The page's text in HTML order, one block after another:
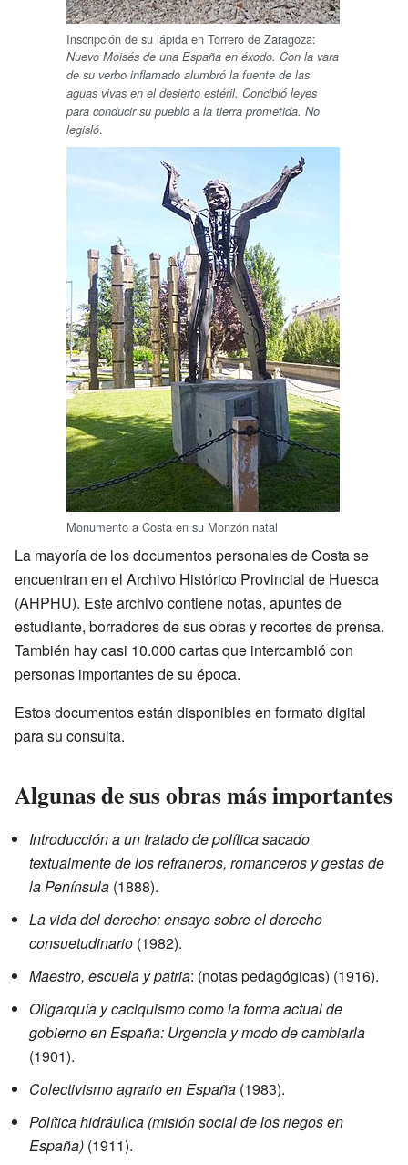
Inscripción de su lápida en Torrero de Zaragoza:
Nuevo Moisés de una España en éxodo. Con la vara
de su verbo inflamado alumbró la fuente de las
aguas vivas en el desierto estéril. Concibió leyes
para conducir su pueblo a la tierra prometida. No
legisló.
Monumento a Costa en su Monzón natal
La mayoría de los documentos personales de Costa se
encuentran en el Archivo Histórico Provincial de Huesca
(AHPHU). Este archivo contiene notas, apuntes de
estudiante, borradores de sus obras y recortes de prensa.
También hay casi 10.000 cartas que intercambió con
personas importantes de su época.
Estos documentos están disponibles en formato digital
para su consulta.
Algunas de sus obras más importantes
Introducción a un tratado de política sacado
textualmente de los refraneros, romanceros y gestas de
la Península (1888).
La vida del derecho: ensayo sobre el derecho
consuetudinario (1982).
Maestro, escuela y patria: (notas pedagógicas) (1916).
Oligarquía y caciquismo como la forma actual de
gobierno en España: Urgencia y modo de cambiarla
(1901).
Colectivismo agrario en España (1983).
Política hidráulica (misión social de los riegos en
España) (1911).